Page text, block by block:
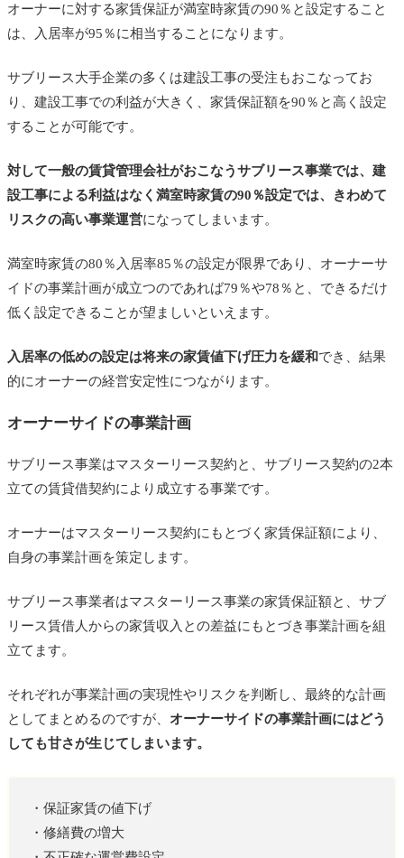
オーナーに対する家賃保証が満室時家賃の90％と設定すること
は、入居率が95％に相当することになります。
サブリース大手企業の多くは建設工事の受注もおこなってお
り、建設工事での利益が大きく、家賃保証額を90％と高く設定
することが可能です。
対して一般の賃貸管理会社がおこなうサブリース事業では、建
設工事による利益はなく満室時家賃の90％設定では、きわめて
リスクの高い事業運営になってしまいます。
満室時家賃の80％入居率85％の設定が限界であり、オーナーサ
イドの事業計画が成立つのであれば79％や78％と、できるだけ
低く設定できることが望ましいといえます。
入居率の低めの設定は将来の家賃値下げ圧力を緩和でき、結果
的にオーナーの経営安定性につながります。
オーナーサイドの事業計画
サブリース事業はマスターリース契約と、サブリース契約の2本
立ての賃貸借契約により成立する事業です。
オーナーはマスターリース契約にもとづく家賃保証額により、
自身の事業計画を策定します。
サブリース事業者はマスターリース事業の家賃保証額と、サブ
リース賃借人からの家賃収入との差益にもとづき事業計画を組
立てます。
それぞれが事業計画の実現性やリスクを判断し、最終的な計画
としてまとめるのですが、 オーナーサイドの事業計画にはどう
しても甘さが生じてしまいます。
・保証家賃の値下げ
・修繕費の増大